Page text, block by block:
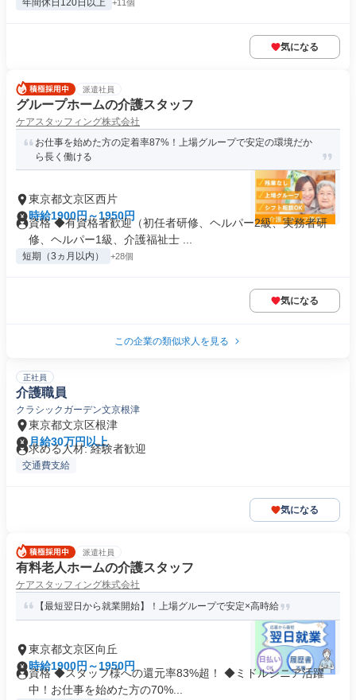
年間休日120日以上 +11個
気になる
派遣社員
グループホームの介護スタッフ
ケアスタッフィング株式会社
お仕事を始めた方の定着率87%！上場グループで安定の環境だか
ら長く働ける
東京都文京区西片
時給1900円～1950円
資格 ◆有資格者歓迎（初任者研修、ヘルパー2級、実務者研
修、ヘルパー1級、介護福祉士 ...
短期（3ヵ月以内） +28個
気になる
この企業の類似求人を見る
正社員
介護職員
クラシックガーデン文京根津
東京都文京区根津
月給30万円以上
求める人材: 経験者歓迎
交通費支給
気になる
派遣社員
有料老人ホームの介護スタッフ
ケアスタッフィング株式会社
【最短翌日から就業開始】！上場グループで安定×高時給
東京都文京区向丘
時給1900円～1950円
資格 ◆スタッフ様への還元率83%超！ ◆ミドルシニア活躍
中！お仕事を始めた方の70%...